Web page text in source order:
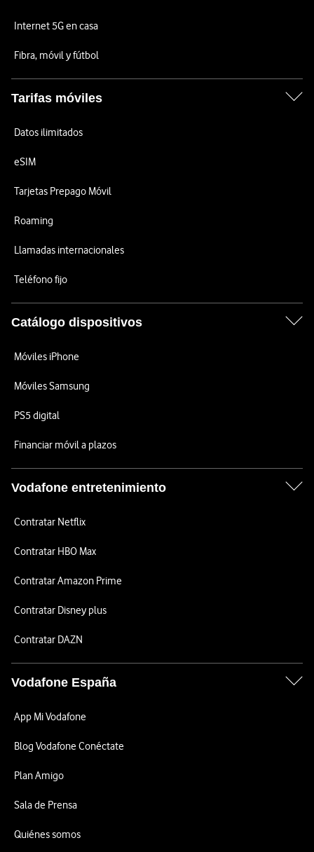
Internet 5G en casa
Fibra, móvil y fútbol
Tarifas móviles
Datos ilimitados
eSIM
Tarjetas Prepago Móvil
Roaming
Llamadas internacionales
Teléfono fijo
Catálogo dispositivos
Móviles iPhone
Móviles Samsung
PS5 digital
Financiar móvil a plazos
Vodafone entretenimiento
Contratar Netflix
Contratar HBO Max
Contratar Amazon Prime
Contratar Disney plus
Contratar DAZN
Vodafone España
App Mi Vodafone
Blog Vodafone Conéctate
Plan Amigo
Sala de Prensa
Quiénes somos